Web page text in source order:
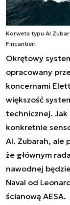
Korweta typu Al
Fincantieri
Okrętowy
opracowany
koncernami
większość
technicznej. Jak
konkretnie
Al. Zubarah, ale
że głównym
nawodnej
Naval od
ścianową AESA.